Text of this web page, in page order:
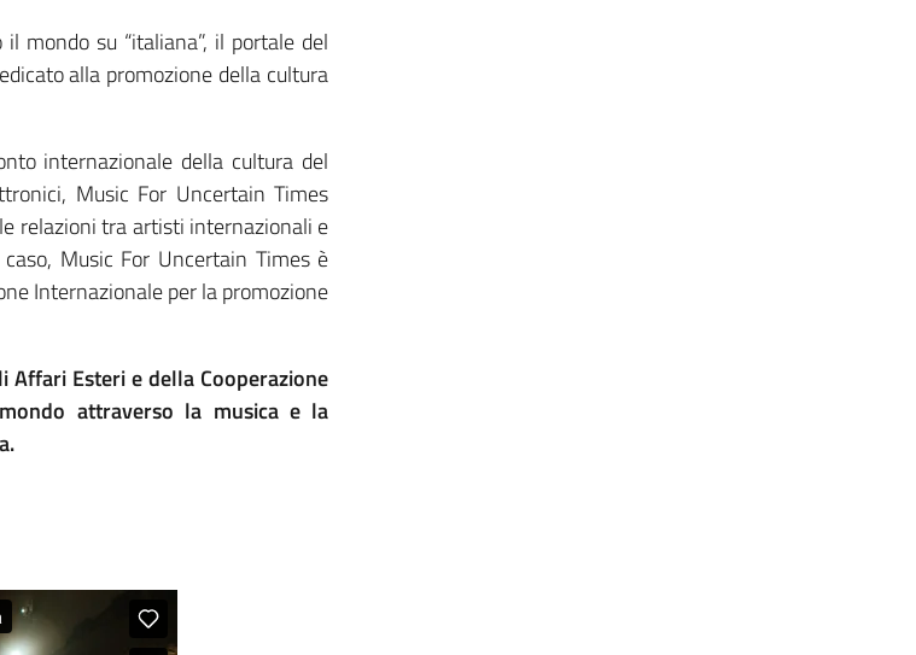
mondo su “italiana”, il portale del
alla promozione della cultura
internazionale della cultura del
Music For Uncertain Times
relazioni tra artisti internazionali e
Music For Uncertain Times è
Internazionale per la promozione
Affari Esteri e della Cooperazione
attraverso la musica e la